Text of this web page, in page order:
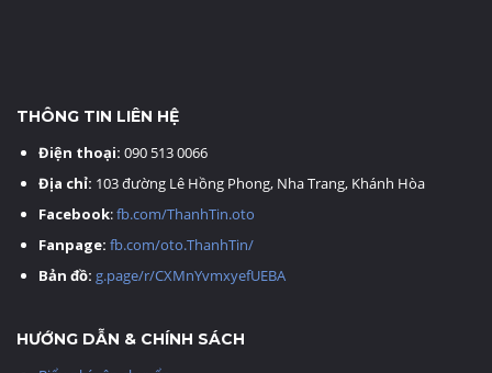
THÔNG TIN LIÊN HỆ
Điện thoại: 090 513 0066
Địa chỉ: 103 đường Lê Hồng Phong, Nha Trang, Khánh Hòa
Facebook:fb.com/ThanhTin.oto
Fanpage: fb.com/oto.ThanhTin/
Bản đồ: g.page/r/CXMnYvmxyefUEBA
HƯỚNG DẪN & CHÍNH SÁCH